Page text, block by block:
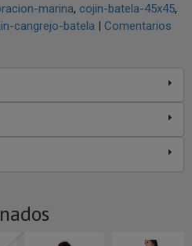
marina cojin-batela-45x45
cangrejo-batela | Comentarios